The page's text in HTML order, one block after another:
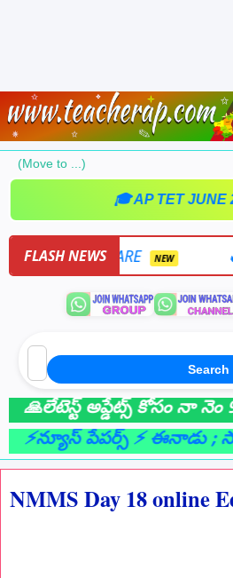
🎓 AP TET JUNE
FLASH NEWS
SOFTWARE NEW 🔥
Search
అప్డేట్స్ కోసం నా నెం
పేపర్స్ ⚡ ఈనాడు; సాక్షి;
NMMS Day 18 online